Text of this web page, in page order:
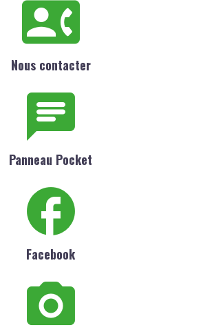
Nous contacter
Panneau Pocket
Facebook